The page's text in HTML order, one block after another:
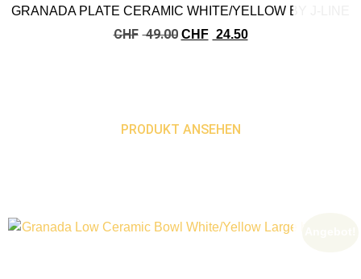
GRANADA PLATE CERAMIC WHITE/YELLOW BY J-LINE
CHF 49.00 CHF 24.50
PRODUKT ANSEHEN